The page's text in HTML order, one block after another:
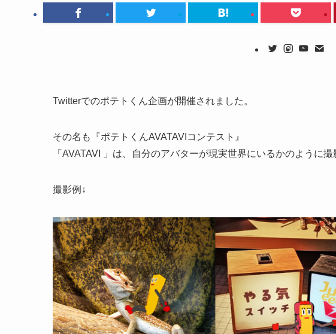
Twitterでのポテトくん企画が開催されました。
その名も『ポテトくんAVATAVIコンテスト』
「AVATAVI 」は、自分のアバターが現実世界にいるかのように撮
撮影例↓